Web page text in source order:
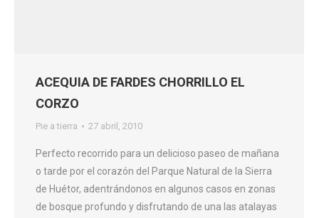
ACEQUIA DE FARDES CHORRILLO EL
CORZO
Pie a tierra 27 abril, 2010
Perfecto recorrido para un delicioso paseo de mañana
o tarde por el corazón del Parque Natural de la Sierra
de Huétor, adentrándonos en algunos casos en zonas
de bosque profundo y disfrutando de una las atalayas